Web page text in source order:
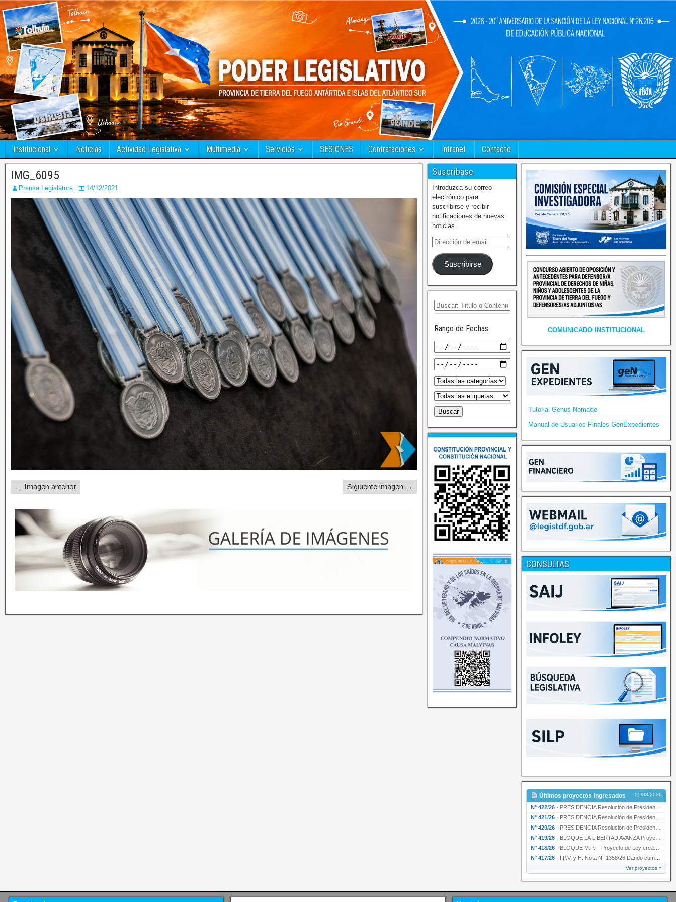
Institucional Noticias Actividad Legislativa Multimedia Servicios SESIONES Contrataciones Intranet Contacto
IMG_6095
Prensa Legislatura 14/12/2021
← Imagen anterior Siguiente imagen →
Suscríbase
Introduzca su correo
electrónico para
suscribirse y recibir
notificaciones de nuevas
noticias.
Suscribirse
Rango de Fechas COMUNICADO INSTITUCIONAL
Tutorial Genus Nomade
Manual de Usuarios Finales GenExpedientes
CONSULTAS
Últimos proyectos ingresados 05/08/2026
N° 422/26 · PRESIDENCIA Resolución de Presidencia N° 200/26 para su ratificación.
N° 421/26 · PRESIDENCIA Resolución de Presidencia N° 199/26 para su ratificación.
N° 420/26 · PRESIDENCIA Resolución de Presidencia N° 198/26 para su ratificación.
N° 419/26 · BLOQUE LA LIBERTAD AVANZA Proyecto de Ley declarando la esencialidad del servicio educativ…
N° 418/26 · BLOQUE M.P.F. Proyecto de Ley creando el Ente Único Regulador de servicios públicos de la …
N° 417/26 · I.P.V. y H. Nota N° 1358/26 Dando cumplimiento al artículo 29 de la Ley provincial N° 1399…
Ver proyectos »